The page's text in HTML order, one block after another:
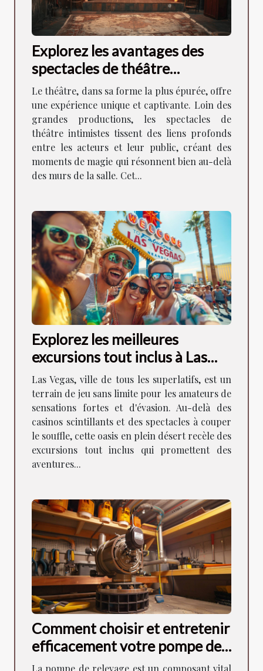
Explorez les avantages des
spectacles de théâtre
intimistes pour la
communauté locale
Le théâtre, dans sa forme la plus épurée, offre
une expérience unique et captivante. Loin des
grandes productions, les spectacles de
théâtre intimistes tissent des liens profonds
entre les acteurs et leur public, créant des
moments de magie qui résonnent bien au-delà
des murs de la salle. Cet...
Explorez les meilleures
excursions tout inclus à Las
Vegas
Las Vegas, ville de tous les superlatifs, est un
terrain de jeu sans limite pour les amateurs de
sensations fortes et d'évasion. Au-delà des
casinos scintillants et des spectacles à couper
le souffle, cette oasis en plein désert recèle des
excursions tout inclus qui promettent des
aventures...
Comment choisir et entretenir
efficacement votre pompe de
relevage
La pompe de relevage est un composant vital